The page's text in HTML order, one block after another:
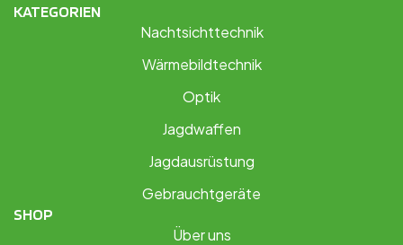
KATEGORIEN
Nachtsichttechnik
Wärmebildtechnik
Optik
Jagdwaffen
Jagdausrüstung
Gebrauchtgeräte
SHOP
Über uns